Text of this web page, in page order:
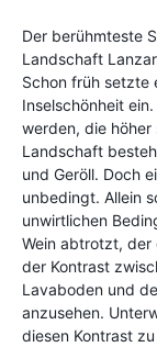
Der berühmteste
Landschaft
Schon früh setzte
Inselschönheit
werden, die höher
Landschaft
und Geröll. Doch
unbedingt. Allein
unwirtlichen
Wein abtrotzt,
der Kontrast
Lavaboden und
anzusehen.
diesen Kontrast